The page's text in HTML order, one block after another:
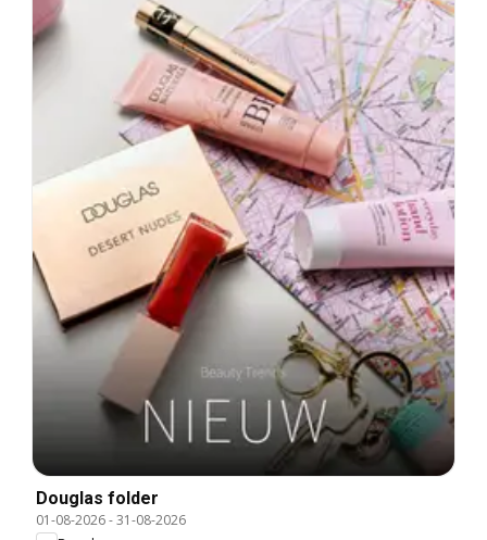
Douglas folder
01-08-2026-31-08-2026